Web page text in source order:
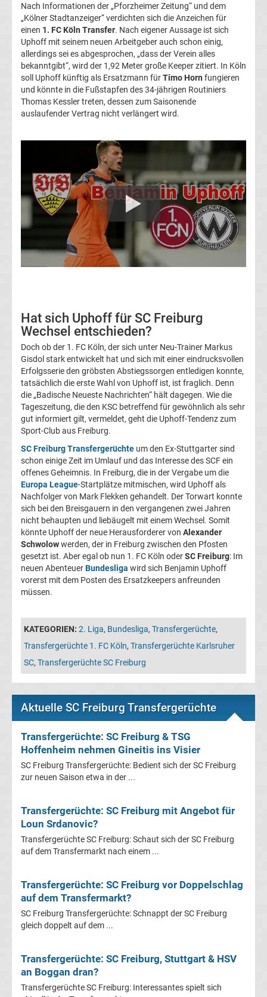
Transfergerüchte
1.
FC
Saarbrücken
FC
FSV
Mainz
05
Transfergerüchte
Alemannia
Aachen
Transfergerüchte
Arminia
Bielefeld
Bayer
Leverkusen
München
Transfergerüchte
Borussia
Dortmund
Borussia
Mönchengladbach
Transfergerüchte
Chemnitzer
Nach Informationen der „Pforzheimer Zeitung“ und dem
„Kölner Stadtanzeiger“ verdichten sich die Anzeichen für
einen 1. FC Köln Transfer. Nach eigener Aussage ist sich
Uphoff mit seinem neuen Arbeitgeber auch schon einig,
allerdings sei es abgesprochen, „dass der Verein alles
bekanntgibt“, wird der 1,92 Meter große Keeper zitiert. In Köln
soll Uphoff künftig als Ersatzmann fürTimo Horn fungieren
und könnte in die Fußstapfen des 34-jährigen Routiniers
Thomas Kessler treten, dessen zum Saisonende
auslaufender Vertrag nicht verlängert wird.
Hat sich Uphoff für SC Freiburg
Wechsel entschieden?
Doch ob der 1. FC Köln, der sich unter Neu-Trainer Markus
Gisdol stark entwickelt hat und sich mit einer eindrucksvollen
Erfolgsserie den gröbsten Abstiegssorgen entledigen konnte,
tatsächlich die erste Wahl von Uphoff ist, ist fraglich. Denn
die „Badische Neueste Nachrichten“ hält dagegen. Wie die
Tageszeitung, die den KSC betreffend für gewöhnlich als sehr
gut informiert gilt, vermeldet, geht die Uphoff-Tendenz zum
Sport-Club aus Freiburg.
SC Freiburg Transfergerüchte um den Ex-Stuttgarter sind
schon einige Zeit im Umlauf und das Interesse des SCF ein
offenes Geheimnis. In Freiburg, die in der Vergabe um die
Europa League-Startplätze mitmischen, wird Uphoff als
Nachfolger von Mark Flekken gehandelt. Der Torwart konnte
sich bei den Breisgauern in den vergangenen zwei Jahren
nicht behaupten und liebäugelt mit einem Wechsel. Somit
könnte Uphoff der neue Herausforderer von Alexander
Schwolowwerden, der in Freiburg zwischen den Pfosten
gesetzt ist. Aber egal ob nun 1. FC Köln oderSC Freiburg: Im
neuen AbenteuerBundesliga wird sich Benjamin Uphoff
vorerst mit dem Posten des Ersatzkeepers anfreunden
müssen.
KATEGORIEN: 2. Liga, Bundesliga, Transfergerüchte,
Transfergerüchte 1. FC Köln, Transfergerüchte Karlsruher
SC, Transfergerüchte SC Freiburg
Aktuelle SC Freiburg Transfergerüchte
Transfergerüchte: SC Freiburg & TSG
Hoffenheim nehmen Gineitis ins Visier
SC Freiburg Transfergerüchte: Bedient sich der SC Freiburg
zur neuen Saison etwa in der ...
Transfergerüchte: SC Freiburg mit Angebot für
Loun Srdanovic?
Transfergerüchte SC Freiburg: Schaut sich der SC Freiburg
auf dem Transfermarkt nach einem ...
Transfergerüchte: SC Freiburg vor Doppelschlag
auf dem Transfermarkt?
SC Freiburg Transfergerüchte: Schnappt der SC Freiburg
gleich doppelt auf dem ...
Transfergerüchte: SC Freiburg, Stuttgart & HSV
an Boggan dran?
Transfergerüchte SC Freiburg: Interessantes spielt sich